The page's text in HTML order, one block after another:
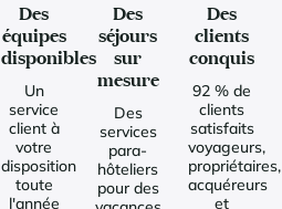
Des
équipes
disponibles
Un
service
client à
votre
disposition
toute
l'année
Des
séjours
sur
mesure
Des
services
para-
hôteliers
pour des
Des
clients
conquis
92 % de
clients
satisfaits
voyageurs,
propriétaires,
acquéreurs
et